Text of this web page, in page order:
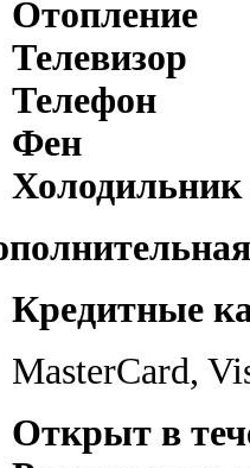
Отопление
Телевизор
Телефон
Фен
Холодильник
Кредитные
MasterCard,
Открыт в